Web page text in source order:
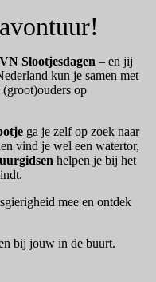
Slootjesdagen – en jij
kun je samen met
op
ga je zelf op zoek naar
vind je wel een watertor,
helpen je bij het
mee en ontdek
bij jouw in de buurt.